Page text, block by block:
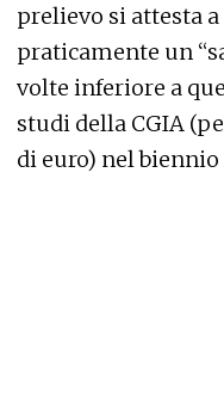
prelievo si attesta
praticamente un
volte inferiore a
studi della CGIA
di euro) nel biennio